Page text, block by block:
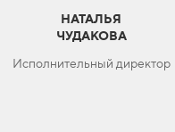
НАТАЛЬЯ
ЧУДАКОВА
Исполнительный директор